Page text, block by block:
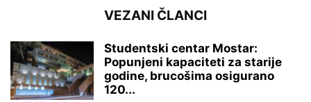
VEZANI ČLANCI
Studentski centar Mostar:
Popunjeni kapaciteti za starije
godine, brucošima osigurano
120...